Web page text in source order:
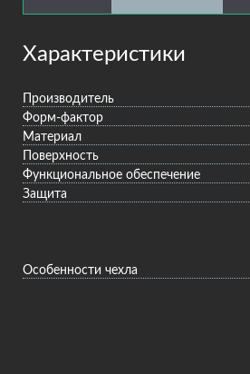
Характеристики
Производитель
Форм-фактор
Материал
Поверхность
Функциональное обеспечение
Защита
Особенности чехла